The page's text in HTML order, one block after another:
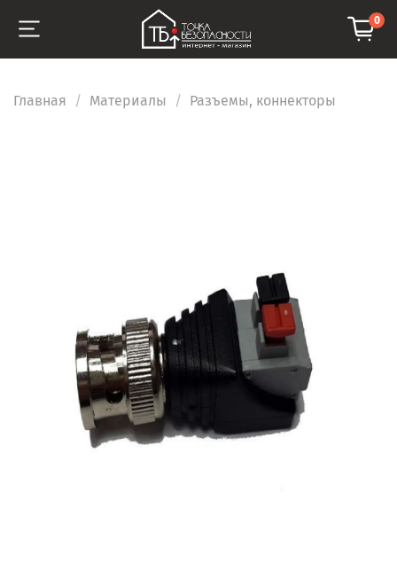
0
Главная Материалы Разъемы, коннекторы